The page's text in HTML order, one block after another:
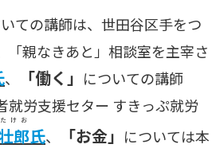
ての講師は、世田谷区手をつ
「親なきあと」相談室を主宰さ
、 「働く」 についての講師
就労支援セター すきっぷ就労
郎
たけお
氏、 「お金」 については本